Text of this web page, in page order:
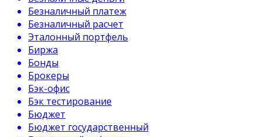
Безналичный платеж
Безналичный расчет
Эталонный портфель
Биржа
Бонды
Брокеры
Бэк-офис
Бэк тестирование
Бюджет
Бюджет государственный